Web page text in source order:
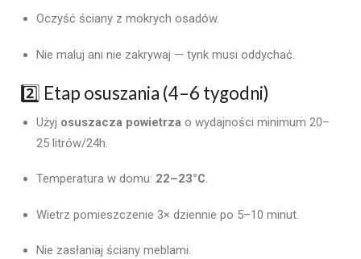
Oczyść ściany z mokrych osadów.
Nie maluj ani nie zakrywaj — tynk musi oddychać.
2️⃣ Etap osuszania (4–6 tygodni)
Użyj osuszacza powietrza o wydajności minimum 20–
25 litrów/24h.
Temperatura w domu: 22–23°C.
Wietrz pomieszczenie 3× dziennie po 5–10 minut.
Nie zasłaniaj ściany meblami.